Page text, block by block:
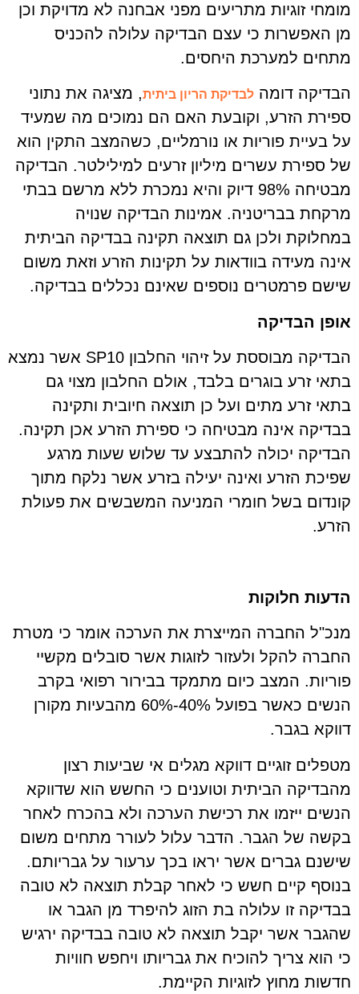
מומחי זוגיות מתריעים מפני אבחנה לא מדויקת וכן
מן האפשרות כי עצם הבדיקה עלולה להכניס
מתחים למערכת היחסים.
הבדיקה דומה לבדיקת הריון ביתית, מציגה את נתוני
ספירת הזרע, וקובעת האם הם נמוכים מה שמעיד
על בעיית פוריות או נורמליים, כשהמצב התקין הוא
של ספירת עשרים מיליון זרעים למילילטר. הבדיקה
מבטיחה 98% דיוק והיא נמכרת ללא מרשם בבתי
מרקחת בבריטניה. אמינות הבדיקה שנויה
במחלוקת ולכן גם תוצאה תקינה בבדיקה הביתית
אינה מעידה בוודאות על תקינות הזרע וזאת משום
שישם פרמטרים נוספים שאינם נכללים בבדיקה.
אופן הבדיקה
הבדיקה מבוססת על זיהוי החלבון SP10 אשר נמצא
בתאי זרע בוגרים בלבד, אולם החלבון מצוי גם
בתאי זרע מתים ועל כן תוצאה חיובית ותקינה
בבדיקה אינה מבטיחה כי ספירת הזרע אכן תקינה.
הבדיקה יכולה להתבצע עד שלוש שעות מרגע
שפיכת הזרע ואינה יעילה בזרע אשר נלקח מתוך
קונדום בשל חומרי המניעה המשבשים את פעולת
הזרע.
הדעות חלוקות
מנכ"ל החברה המייצרת את הערכה אומר כי מטרת
החברה להקל ולעזור לזוגות אשר סובלים מקשיי
פוריות. המצב כיום מתמקד בבירור רפואי בקרב
הנשים כאשר בפועל 40%-60% מהבעיות מקורן
דווקא בגבר.
מטפלים זוגיים דווקא מגלים אי שביעות רצון
מהבדיקה הביתית וטוענים כי החשש הוא שדווקא
הנשים ייזמו את רכישת הערכה ולא בהכרח לאחר
בקשה של הגבר. הדבר עלול לעורר מתחים משום
שישנם גברים אשר יראו בכך ערעור על גבריותם.
בנוסף קיים חשש כי לאחר קבלת תוצאה לא טובה
בבדיקה זו עלולה בת הזוג להיפרד מן הגבר או
שהגבר אשר יקבל תוצאה לא טובה בבדיקה ירגיש
כי הוא צריך להוכיח את גבריותו ויחפש חוויות
חדשות מחוץ לזוגיות הקיימת.